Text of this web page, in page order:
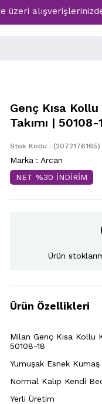
alışverişlerinizde
Genç Kısa
Takımı | 50108-
Stok Kodu (2072176165)
Marka : Arcan
NET %30 İNDİRİM
Ürün
Ürün Özellikleri
Milan Genç Kısa Kollu
50108-18
Yumuşak Esnek Kumaş
Normal Kalıp Kendi
Yerli Üretim